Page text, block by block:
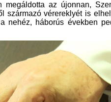
az újonnan,
származó vérereklyét is
nehéz, háborús években